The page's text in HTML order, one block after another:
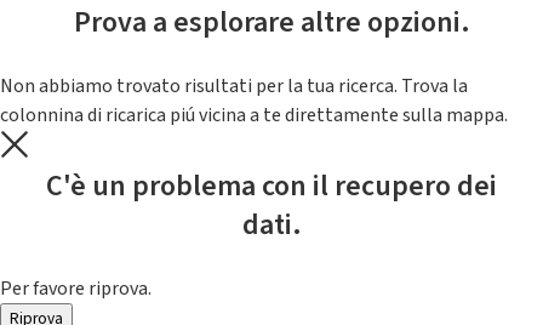
Prova a esplorare altre opzioni.
Non abbiamo trovato risultati per la tua ricerca. Trova la
colonnina di ricarica piú vicina a te direttamente sulla mappa.
C'è un problema con il recupero dei
dati.
Per favore riprova.
Riprova